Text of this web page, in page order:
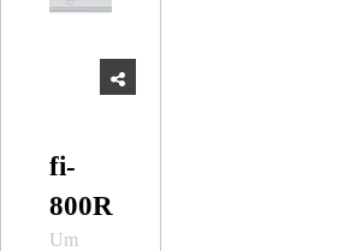
fi-
800R
Um